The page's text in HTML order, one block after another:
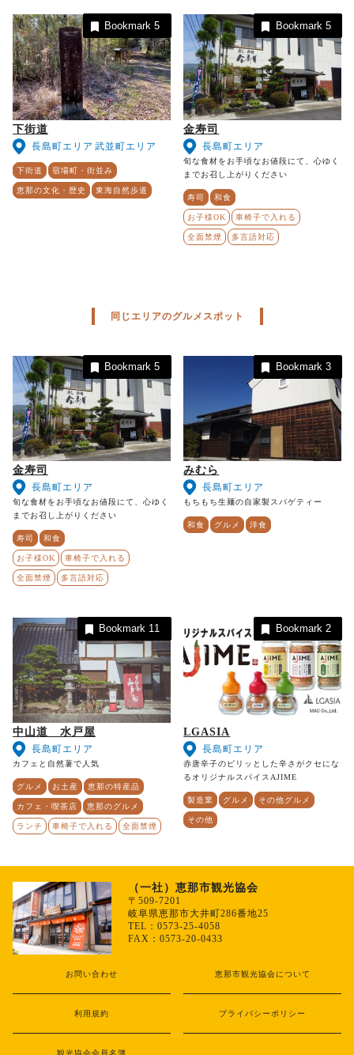
下街道
長島町エリア 武並町エリア
下街道 宿場町・街並み
恵那の文化・歴史 東海自然歩道
Bookmark5
金寿司
長島町エリア
旬な食材をお手頃なお値段にて、心ゆく
までお召し上がりください
寿司 和食
お子様OK 車椅子で入れる
全面禁煙 多言語対応
Bookmark 5
同じエリアのグルメスポット
金寿司
長島町エリア
旬な食材をお手頃なお値段にて、心ゆく
までお召し上がりください
寿司 和食
お子様OK 車椅子で入れる
全面禁煙 多言語対応
Bookmark5
みむら
長島町エリア
もちもち生麺の自家製スパゲティー
和食 グルメ 洋食
Bookmark 3
中山道 水戸屋
長島町エリア
カフェと自然薯で人気
グルメ お土産 恵那の特産品
カフェ・喫茶店 恵那のグルメ
ランチ 車椅子で入れる 全面禁煙
Bookmark 11
LGASIA
長島町エリア
赤唐辛子のピリッとした辛さがクセにな
るオリジナルスパイスAJIME
製造業 グルメ その他グルメ
その他
Bookmark 2
（一社）恵那市観光協会
〒509-7201
岐阜県恵那市大井町286番地25
TEL：0573-25-4058
FAX：0573-20-0433
お問い合わせ 恵那市観光協会について
利用規約 プライバシーポリシー
観光協会会員名簿